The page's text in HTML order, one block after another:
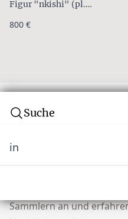
Figur "nkishi" (pl.
800 €
Suche
in
Abonnieren Sie unseren
unserer Community von
Sammlern an und